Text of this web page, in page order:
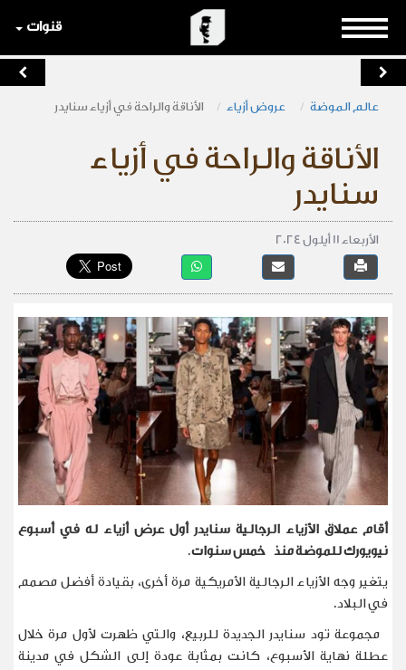
قنوات
عالم الموضة عروض أزياء الأناقة والراحة في أزياء سنايدر
الأناقة والراحة في أزياء
سنايدر
الأربعاء 11 أيلول 2024
أقام عملاق الأزياء الرجالية سنايدر أول عرض أزياء له في أسبوع
نيويورك للموضة منذ خمس سنوات.
يتغير وجه الأزياء الرجالية الأمريكية مرة أخرى، بقيادة أفضل مصمم
في البلاد.
مجموعة تود سنايدر الجديدة للربيع، والتي ظهرت لأول مرة خلال
عطلة نهاية الأسبوع، كانت بمثابة عودة إلى الشكل في مدينة